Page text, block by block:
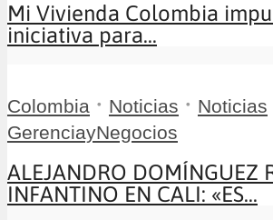
Mi Vivienda Colombia
iniciativa para...
Colombia • Noticias • Noticias
GerenciayNegocios
ALEJANDRO DOMÍNGUEZ
INFANTINO EN CALI: «ES...